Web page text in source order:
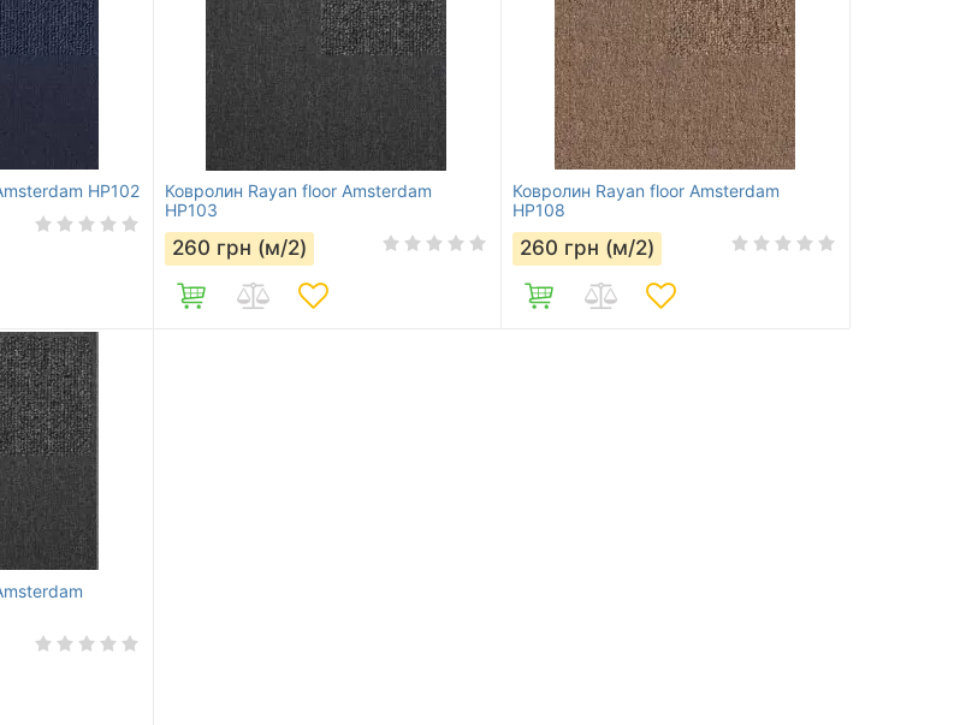
HP102
Ковролин Rayan floor Amsterdam
HP103
260 грн (м/2)
Ковролин Rayan floor Amsterdam
HP108
260 грн (м/2)